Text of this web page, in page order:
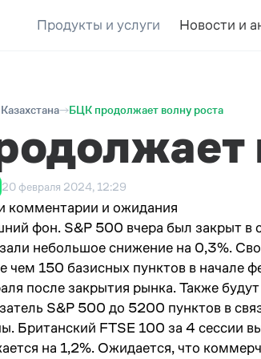
Продукты и услуги Новости и
БЦК продолжает волну роста
20 февраля 2024, 12:29
комментарии и ожидания​
фон. S&P 500 вчера был закрыт в
небольшое снижение на 0,3%.
чем 150 базисных пунктов в начале
после закрытия рынка. Также
S&P 500 до 5200 пунктов в
Британский FTSE 100 за 4 сессии
на 1,2%. Ожидается, что